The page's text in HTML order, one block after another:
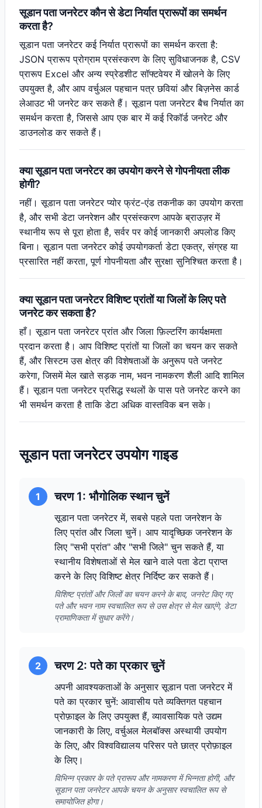
सूडान पता जनरेटर कौन से डेटा निर्यात प्रारूपों का समर्थन
करता है?
सूडान पता जनरेटर कई निर्यात प्रारूपों का समर्थन करता है:
JSON प्रारूप प्रोग्राम प्रसंस्करण के लिए सुविधाजनक है, CSV
प्रारूप Excel और अन्य स्प्रेडशीट सॉफ्टवेयर में खोलने के लिए
उपयुक्त है, और आप वर्चुअल पहचान पत्र छवियां और बिज़नेस कार्ड
लेआउट भी जनरेट कर सकते हैं। सूडान पता जनरेटर बैच निर्यात का
समर्थन करता है, जिससे आप एक बार में कई रिकॉर्ड जनरेट और
डाउनलोड कर सकते हैं।
क्या सूडान पता जनरेटर का उपयोग करने से गोपनीयता लीक
होगी?
नहीं। सूडान पता जनरेटर प्योर फ्रंट-एंड तकनीक का उपयोग करता
है, और सभी डेटा जनरेशन और प्रसंस्करण आपके ब्राउज़र में
स्थानीय रूप से पूरा होता है, सर्वर पर कोई जानकारी अपलोड किए
बिना। सूडान पता जनरेटर कोई उपयोगकर्ता डेटा एकत्र, संग्रह या
प्रसारित नहीं करता, पूर्ण गोपनीयता और सुरक्षा सुनिश्चित करता है।
क्या सूडान पता जनरेटर विशिष्ट प्रांतों या जिलों के लिए पते
जनरेट कर सकता है?
हाँ। सूडान पता जनरेटर प्रांत और जिला फ़िल्टरिंग कार्यक्षमता
प्रदान करता है। आप विशिष्ट प्रांतों या जिलों का चयन कर सकते
हैं, और सिस्टम उस क्षेत्र की विशेषताओं के अनुरूप पते जनरेट
करेगा, जिसमें मेल खाते सड़क नाम, भवन नामकरण शैली आदि शामिल
हैं। सूडान पता जनरेटर प्रसिद्ध स्थलों के पास पते जनरेट करने का
भी समर्थन करता है ताकि डेटा अधिक वास्तविक बन सके।
सूडान पता जनरेटर उपयोग गाइड
1 चरण 1: भौगोलिक स्थान चुनें
सूडान पता जनरेटर में, सबसे पहले पता जनरेशन के
लिए प्रांत और जिला चुनें। आप यादृच्छिक जनरेशन के
लिए "सभी प्रांत" और "सभी जिले" चुन सकते हैं, या
स्थानीय विशेषताओं से मेल खाने वाले पता डेटा प्राप्त
करने के लिए विशिष्ट क्षेत्र निर्दिष्ट कर सकते हैं।
विशिष्ट प्रांतों और जिलों का चयन करने के बाद, जनरेट किए गए
पते और भवन नाम स्वचालित रूप से उस क्षेत्र से मेल खाएंगे, डेटा
प्रामाणिकता में सुधार करेंगे।
2 चरण 2: पते का प्रकार चुनें
अपनी आवश्यकताओं के अनुसार सूडान पता जनरेटर में
पते का प्रकार चुनें: आवासीय पते व्यक्तिगत पहचान
प्रोफ़ाइल के लिए उपयुक्त हैं, व्यावसायिक पते उद्यम
जानकारी के लिए, वर्चुअल मेलबॉक्स अस्थायी उपयोग
के लिए, और विश्वविद्यालय परिसर पते छात्र प्रोफ़ाइल
के लिए।
विभिन्न प्रकार के पते प्रारूप और नामकरण में भिन्नता होगी, और
सूडान पता जनरेटर आपके चयन के अनुसार स्वचालित रूप से
समायोजित होगा।